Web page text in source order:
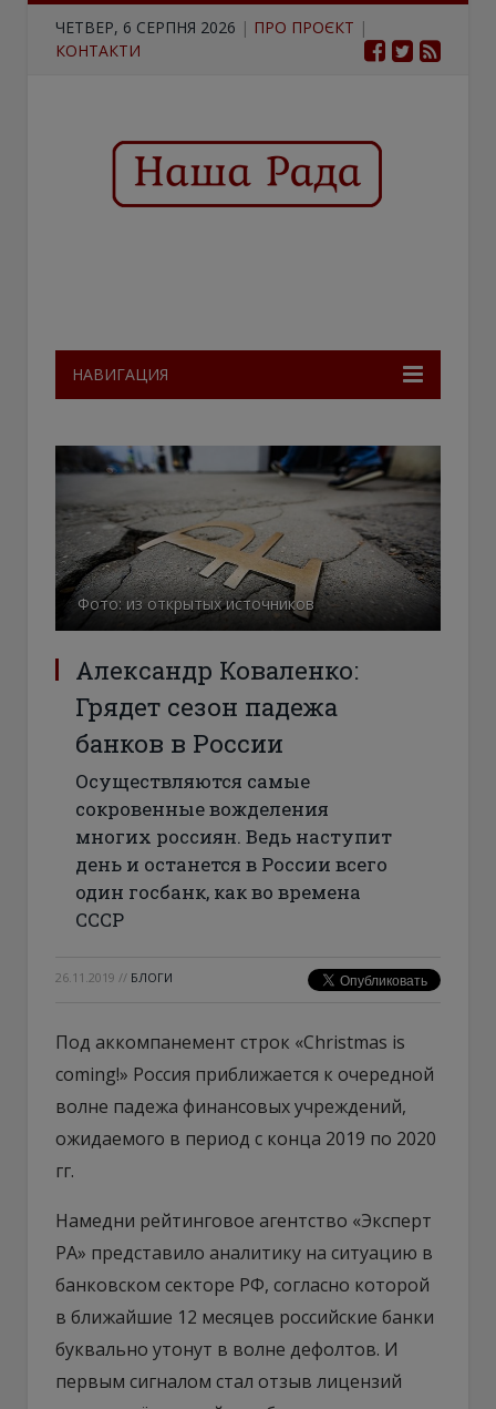
ЧЕТВЕР, 6 СЕРПНЯ 2026 | ПРО ПРОЄКТ |
КОНТАКТИ
НАВИГАЦИЯ
Фото: из открытых источников
Александр Коваленко:
Грядет сезон падежа
банков в России
Осуществляются самые
сокровенные вожделения
многих россиян. Ведь наступит
день и останется в России всего
один госбанк, как во времена
СССР
26.11.2019 // БЛОГИ
Под аккомпанемент строк «Christmas is
coming!» Россия приближается к очередной
волне падежа финансовых учреждений,
ожидаемого в период с конца 2019 по 2020
гг.
Намедни рейтинговое агентство «Эксперт
РА» представило аналитику на ситуацию в
банковском секторе РФ, согласно которой
в ближайшие 12 месяцев российские банки
буквально утонут в волне дефолтов. И
первым сигналом стал отзыв лицензий